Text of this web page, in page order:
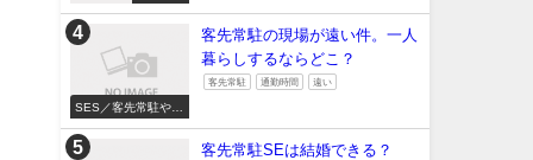
SES／客先常駐やめ
たい
客先常駐の現場が遠い件。一人
暮らしするならどこ？
客先常駐 通勤時間 遠い
客先常駐SEは結婚できる？